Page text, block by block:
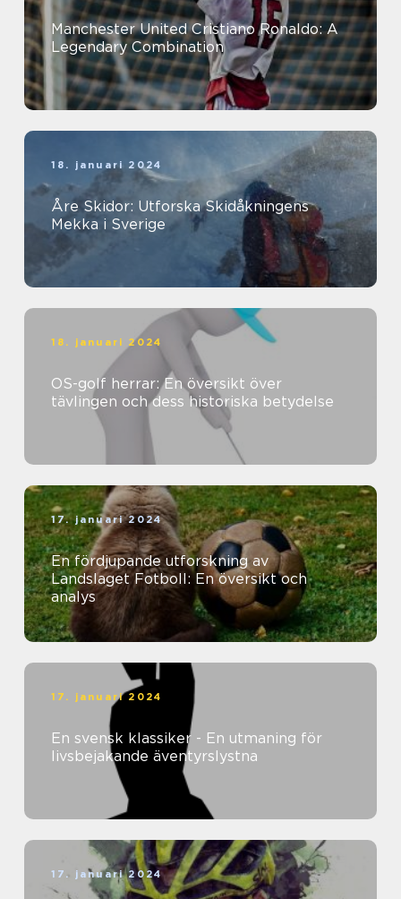
Manchester United Cristiano Ronaldo: A
Legendary Combination
18. januari 2024
Åre Skidor: Utforska Skidåkningens
Mekka i Sverige
18. januari 2024
OS-golf herrar: En översikt över
tävlingen och dess historiska betydelse
17. januari 2024
En fördjupande utforskning av
Landslaget Fotboll: En översikt och
analys
17. januari 2024
En svensk klassiker - En utmaning för
livsbejakande äventyrslystna
17. januari 2024